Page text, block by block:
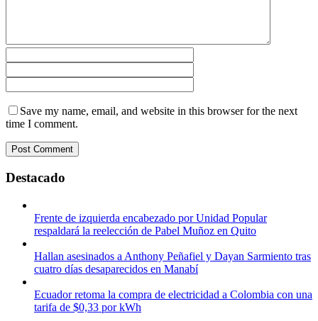
Save my name, email, and website in this browser for the next
time I comment.
Destacado
Frente de izquierda encabezado por Unidad Popular
respaldará la reelección de Pabel Muñoz en Quito
Hallan asesinados a Anthony Peñafiel y Dayan Sarmiento tras
cuatro días desaparecidos en Manabí
Ecuador retoma la compra de electricidad a Colombia con una
tarifa de $0,33 por kWh